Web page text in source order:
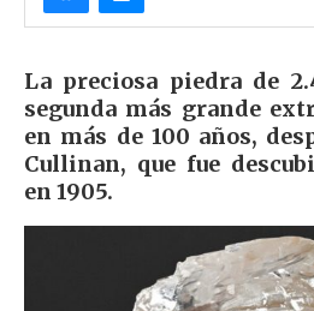
La preciosa piedra de
segunda más grande
en más de 100 años,
Cullinan, que fue
en 1905.